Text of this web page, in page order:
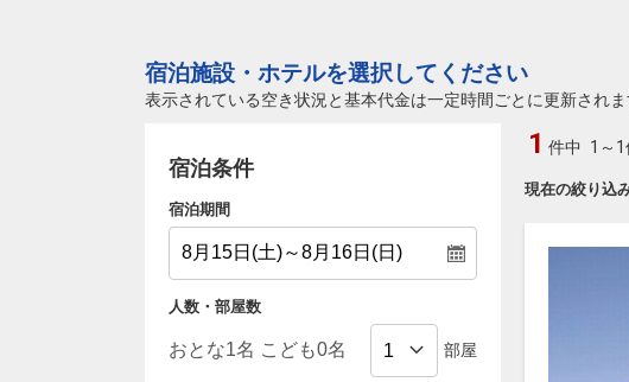
宿泊施設・ホテルを選択してください
表示されている空き状況と基本代金は一定時間ごとに更新され
宿泊条件
宿泊期間
人数・部屋数
部屋
現在の絞り込
1 件中 1～